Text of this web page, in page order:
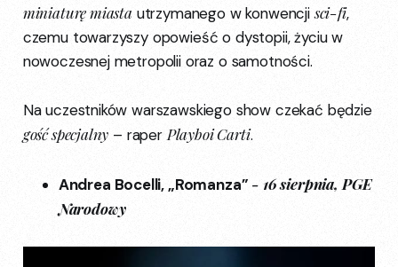
miniaturę miasta utrzymanego w konwencjisci-fi,
czemu towarzyszy opowieść o dystopii, życiu w
nowoczesnej metropolii oraz o samotności.
Na uczestników warszawskiego show czekać będzie
gość specjalny – raperPlayboi Carti.
Andrea Bocelli, „Romanza” - 16 sierpnia, PGE
Narodowy